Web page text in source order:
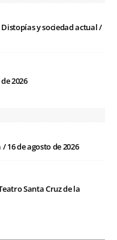
y sociedad actual /
2026
16 de agosto de 2026
Santa Cruz de la